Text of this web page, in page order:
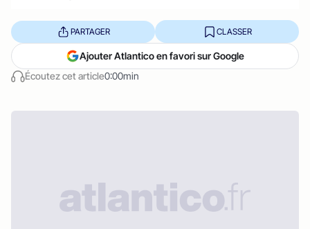
Écoutez cet article0:00min
PARTAGER CLASSER
Ajouter Atlantico en favori sur Google